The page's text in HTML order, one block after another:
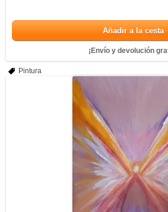
Añadir a la cesta
¡Envío y devolución
Pintura